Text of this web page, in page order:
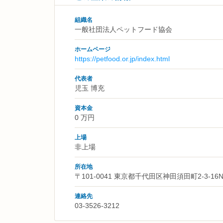
組織名
一般社団法人ペットフード協会
ホームページ
https://petfood.or.jp/index.html
代表者
児玉 博充
資本金
0 万円
上場
非上場
所在地
〒101-0041 東京都千代田区神田須田町
連絡先
03-3526-3212